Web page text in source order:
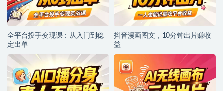
全平台投手变现课：从入门到稳
定出单
抖音漫画图文，10分钟出片赚收
益